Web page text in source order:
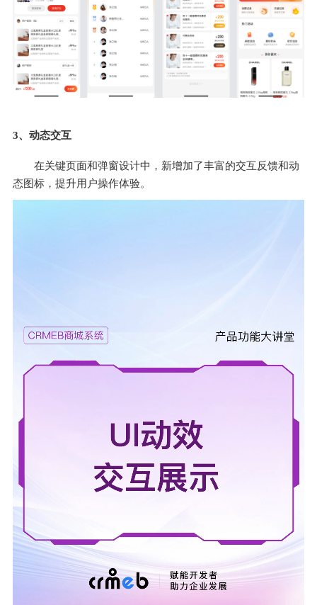
3、 动态交互
在关键页面和弹窗设计中，新增加了丰富的交互反馈和动
态图标，提升用户操作体验。